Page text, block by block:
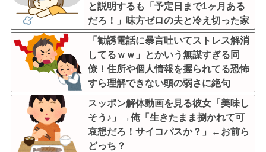
と説明するも「予定日まで1ヶ月ある
だろ！」味方ゼロの夫と冷え切った家
庭の末路←命より妹を優先する夫とは
離婚一択
「勧誘電話に暴言吐いてストレス解消
してるｗｗ」とかいう無謀すぎる同
僚！住所や個人情報を握られてる恐怖
すら理解できない頭の弱さに絶句
スッポン解体動画を見る彼女「美味し
そう♪」→俺「生きたまま捌かれて可
哀想だろ！サイコパスか？」←お前ら
どっち？